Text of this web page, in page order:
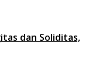
dan Soliditas,